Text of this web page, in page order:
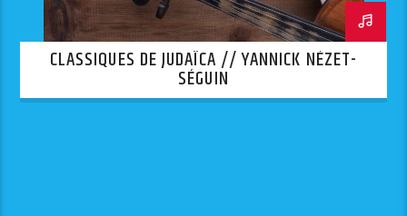
CLASSIQUES DE JUDAÏCA // YANNICK NÉZET-
SÉGUIN